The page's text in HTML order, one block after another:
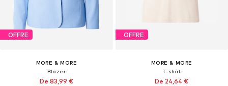
OFFRE
MORE & MORE
Blazer
De 83,99 €
OFFRE
MORE & MORE
T-shirt
De 24,64 €